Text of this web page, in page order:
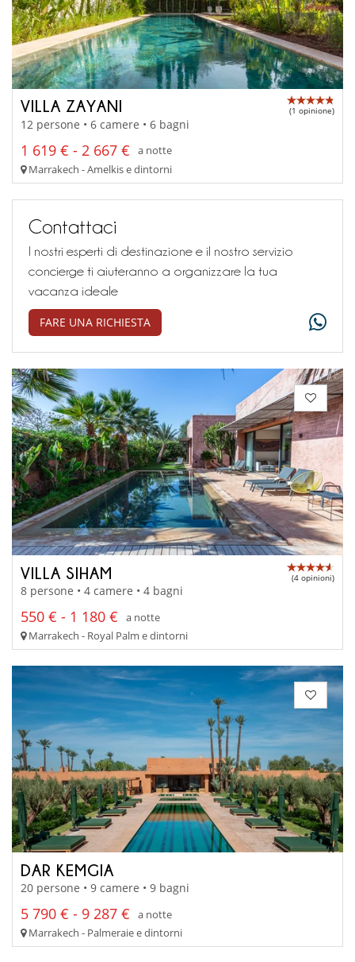
VILLA ZAYANI (1 opinione)
12 persone • 6 camere • 6 bagni
1 619 € - 2 667 €
a notte
Marrakech - Amelkis e dintorni
Contattaci
I nostri esperti di destinazione e il nostro servizio
concierge ti aiuteranno a organizzare la tua
vacanza ideale
FARE UNA RICHIESTA
VILLA SIHAM (4 opinioni)
8 persone • 4 camere • 4 bagni
550 € - 1 180 €
a notte
Marrakech - Royal Palm e dintorni
DAR KEMGIA
20 persone • 9 camere • 9 bagni
5 790 € - 9 287 €
a notte
Marrakech - Palmeraie e dintorni